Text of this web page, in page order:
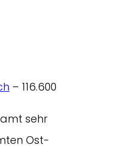
– 116.600
sehr
Ost-